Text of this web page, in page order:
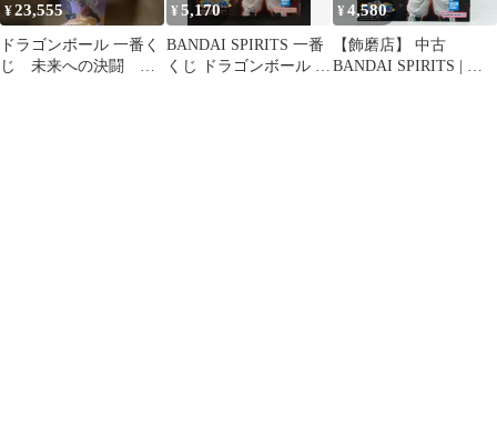
¥23,555
ドラゴンボール 一番く
じ 未来への決闘 ラ
¥5,170
BANDAI SPIRITS 一番
くじ ドラゴンボール 未
¥4,580
【飾磨店】 中古
BANDAI SPIRITS | バ